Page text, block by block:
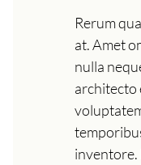
Rerum
at. Amet
nulla
architecto
inventore.